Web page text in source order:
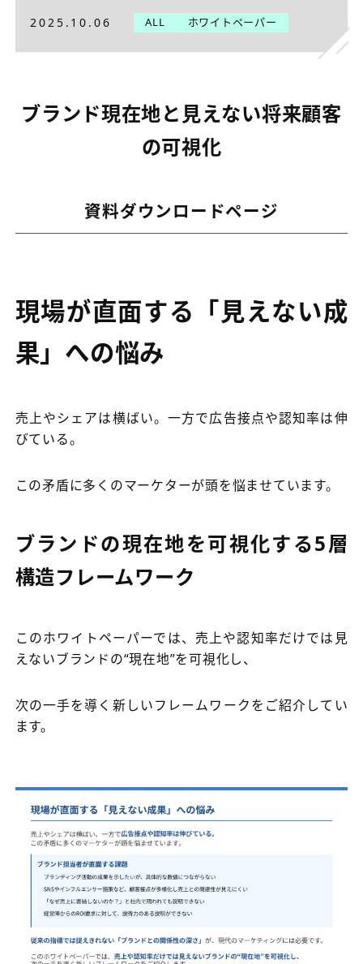
2025.10.06 ALL ホワイトペーパー
ブランド現在地と見えない将来顧客
の可視化
資料ダウンロードページ
現場が直面する「見えない成
果」への悩み
売上やシェアは横ばい。一方で広告接点や認知率は伸
びている。
この矛盾に多くのマーケターが頭を悩ませています。
ブランドの現在地を可視化する5層
構造フレームワーク
このホワイトペーパーでは、売上や認知率だけでは見
えないブランドの“現在地”を可視化し、
次の一手を導く新しいフレームワークをご紹介してい
ます。